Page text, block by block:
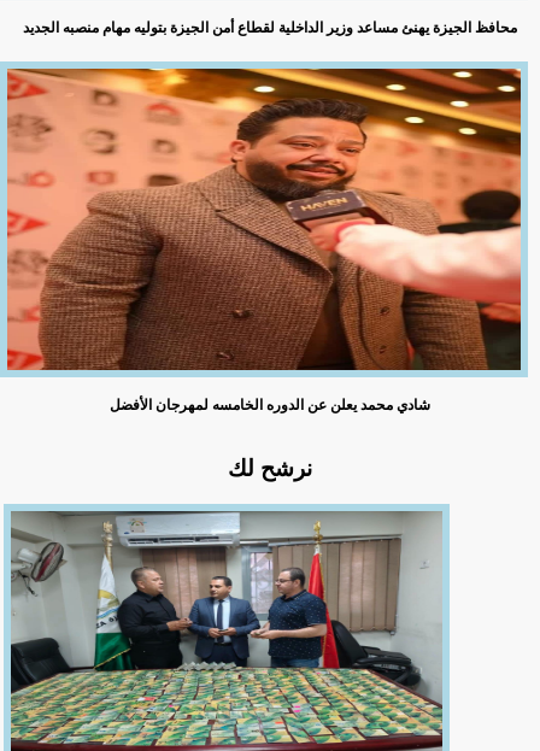
محافظ الجيزة يهنئ مساعد وزير الداخلية لقطاع أمن الجيزة بتوليه مهام منصبه الجديد
شادي محمد يعلن عن الدوره الخامسه لمهرجان الأفضل
نرشح لك